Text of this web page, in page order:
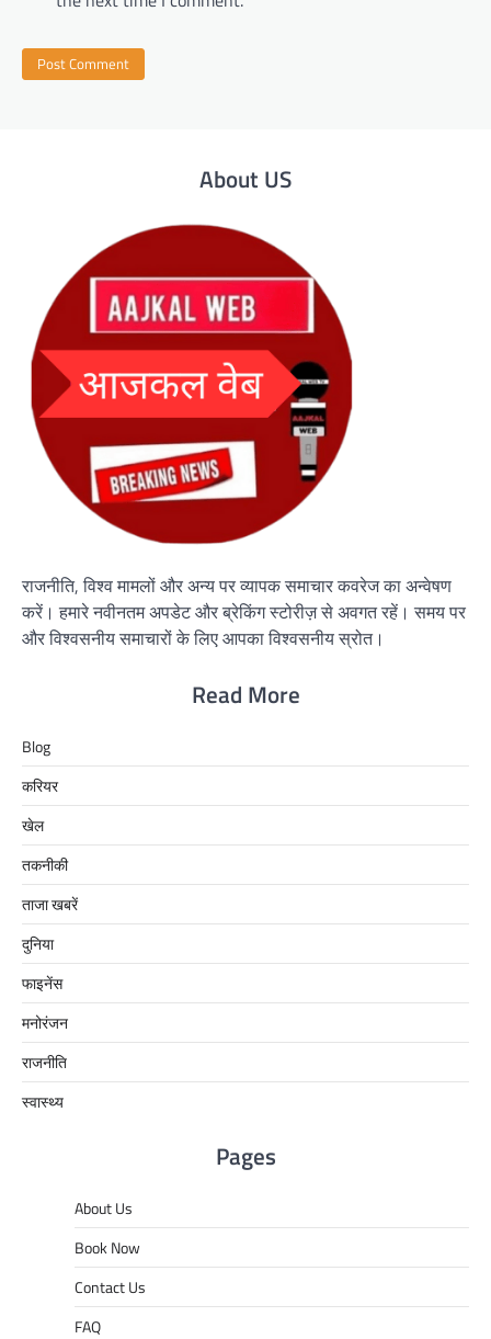
About US
राजनीति, विश्व मामलों और अन्य पर व्यापक समाचार कवरेज का अन्वेषण
करें। हमारे नवीनतम अपडेट और ब्रेकिंग स्टोरीज़ से अवगत रहें। समय पर
और विश्वसनीय समाचारों के लिए आपका विश्वसनीय स्रोत।
Read More
Blog
करियर
खेल
तकनीकी
ताजा खबरें
दुनिया
फाइनेंस
मनोरंजन
राजनीति
स्वास्थ्य
Pages
About Us
Book Now
Contact Us
FAQ